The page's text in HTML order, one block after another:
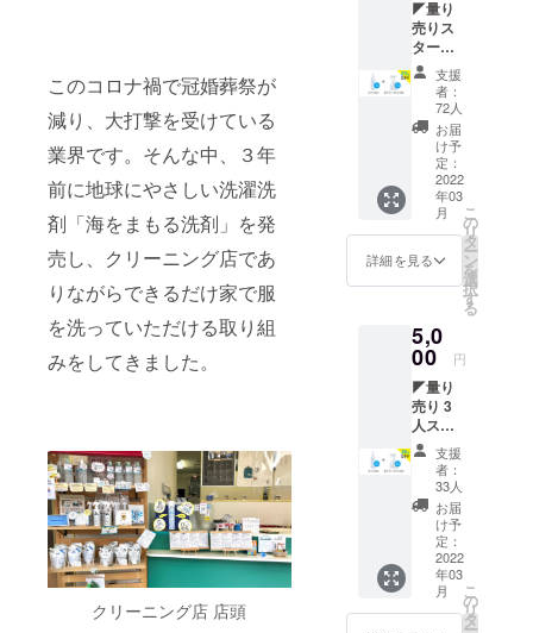
このコロナ禍で冠婚葬祭が
減り、大打撃を受けている
業界です。そんな中、３年
前に地球にやさしい洗濯洗
剤「海をまもる洗剤」を発
売し、クリーニング店であ
りながらできるだけ家で服
を洗っていただける取り組
みをしてきました。
クリーニング店 店頭
◤量り
売りス
タート
プラン
◢ 海を
まもる
洗剤
300ml
ボトル
+ 希釈
用の空
スプ
レーボ
トル
【CAM
PFIRE
格
27%OF
F】
（総額
2750円/
微香で
の試
算）
【販売
予定価
格】 海
をまも
る洗剤
300ml
ボトル
無香
支援
者：
72人
お届
け予
定：
2022
年03
月
詳細を見る
こ
の
リ
タ
ー
ン
を
選
択
す
る
5,0
00 円
◤量り
売り 3
人ス
タート
プラン
◢ 〜み
んなで
はじめ
る量り
売り〜
【CAM
PFIRE
特別価
支援
者：
33人
お届
け予
定：
2022
年03
月
こ
の
リ
タ